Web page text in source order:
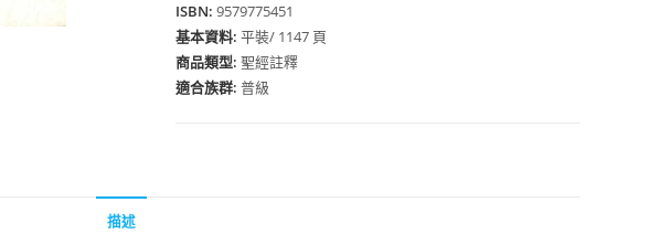
ISBN:9579775451
基本資料:平裝/ 1147 頁
商品類型:聖經註釋
適合族群:普級
描述